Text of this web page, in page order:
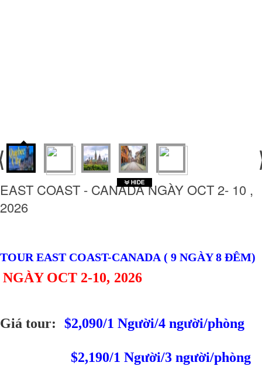
EAST COAST - CANADA NGÀY OCT 2- 10 ,
2026
TOUR EAST COAST-CANADA ( 9 NGÀY 8 ĐÊM)
NGÀY OCT 2-10, 2026
Giá tour: $2,090/1 Người/4 người/phòng
$2,190/1 Người/3 người/phòng